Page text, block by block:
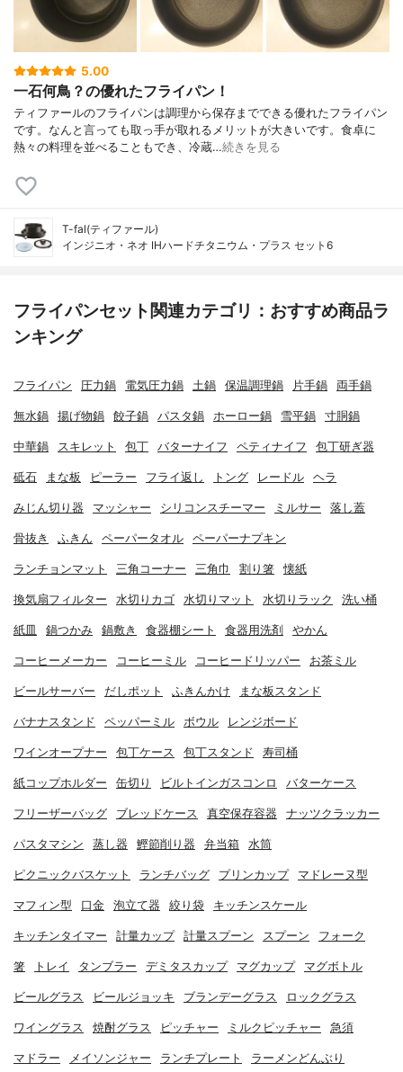
5.00
一石何鳥？の優れたフライパン！
ティファールのフライパンは調理から保存までできる優れたフライパン
です。なんと言っても取っ手が取れるメリットが大きいです。食卓に
熱々の料理を並べることもでき、冷蔵…続きを見る
T-fal(ティファール)
インジニオ・ネオ IHハードチタニウム・プラス セット6
フライパンセット関連カテゴリ：おすすめ商品ラ
ンキング
フライパン 圧力鍋 電気圧力鍋 土鍋 保温調理鍋 片手鍋 両手鍋
無水鍋 揚げ物鍋 餃子鍋 パスタ鍋 ホーロー鍋 雪平鍋 寸胴鍋
中華鍋 スキレット 包丁 バターナイフ ペティナイフ 包丁研ぎ器
砥石 まな板 ピーラー フライ返し トング レードル ヘラ
みじん切り器 マッシャー シリコンスチーマー ミルサー 落し蓋
骨抜き ふきん ペーパータオル ペーパーナプキン
ランチョンマット 三角コーナー 三角巾 割り箸 懐紙
換気扇フィルター 水切りカゴ 水切りマット 水切りラック 洗い桶
紙皿 鍋つかみ 鍋敷き 食器棚シート 食器用洗剤 やかん
コーヒーメーカー コーヒーミル コーヒードリッパー お茶ミル
ビールサーバー だしポット ふきんかけ まな板スタンド
バナナスタンド ペッパーミル ボウル レンジボード
ワインオープナー 包丁ケース 包丁スタンド 寿司桶
紙コップホルダー 缶切り ビルトインガスコンロ バターケース
フリーザーバッグ ブレッドケース 真空保存容器 ナッツクラッカー
パスタマシン 蒸し器 鰹節削り器 弁当箱 水筒
ピクニックバスケット ランチバッグ プリンカップ マドレーヌ型
マフィン型 口金 泡立て器 絞り袋 キッチンスケール
キッチンタイマー 計量カップ 計量スプーン スプーン フォーク
箸 トレイ タンブラー デミタスカップ マグカップ マグボトル
ビールグラス ビールジョッキ ブランデーグラス ロックグラス
ワイングラス 焼酎グラス ピッチャー ミルクピッチャー 急須
マドラー メイソンジャー ランチプレート ラーメンどんぶり